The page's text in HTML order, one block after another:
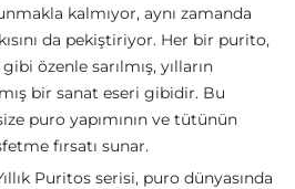
kalmıyor, aynı zamanda
da pekiştiriyor. Her bir purito,
özenle sarılmış, yılların
bir sanat eseri gibidir. Bu
puro yapımının ve tütünün
fırsatı sunar.
Puritos serisi, puro dünyasında